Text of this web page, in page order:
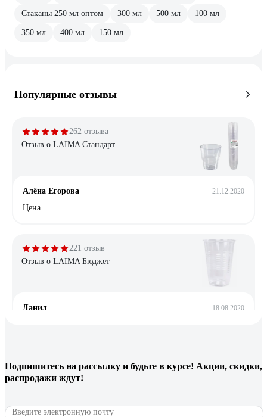
Стаканы 250 мл оптом 300 мл 500 мл 100 мл
350 мл 400 мл 150 мл
Популярные отзывы
262 отзыва
Отзыв о LAIMA Стандарт
Алёна Егорова 21.12.2020
Цена
221 отзыв
Отзыв о LAIMA Бюджет
Данил 18.08.2020
8 отзывов
Подпишитесь на рассылку и будьте в курсе! Акции, скидки,
распродажи ждут!